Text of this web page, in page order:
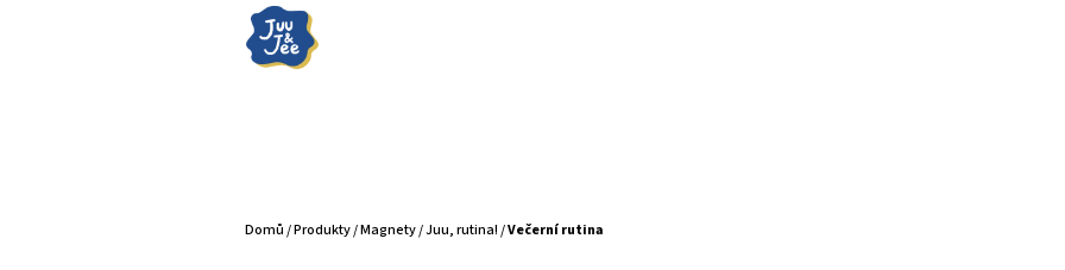
Domů/Produkty/Magnety/Juu, rutina!/Večerní rutina